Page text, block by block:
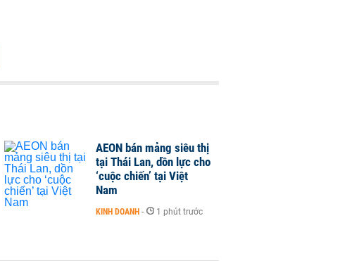
AEON bán mảng siêu thị
tại Thái Lan, dồn lực cho
‘cuộc chiến’ tại Việt
Nam
KINH DOANH - 1 phút trước